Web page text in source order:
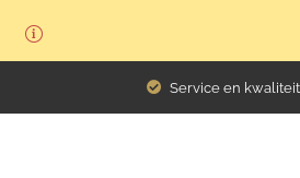
Service en kwaliteit